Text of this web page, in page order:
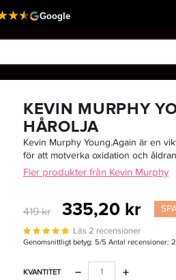
varukorg
KEVIN MURPHY
HÅROLJA
Kevin Murphy Young.Again är en
för att motverka oxidation och
Fler produkter från Kevin Murphy
419 kr 335,20 kr
Läs 2 recensioner
Genomsnittligt betyg: 5/5 Antal recensioner: 2
KVANTITET +
−